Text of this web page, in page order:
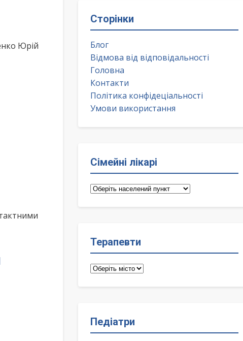
Юрій
Сторінки
Блог
Відмова від відповідальності
Головна
Контакти
Політика конфідеціальності
Умови використання
Сімейні лікарі
Сімейні
Терапевти
Терапевти
Педіатри